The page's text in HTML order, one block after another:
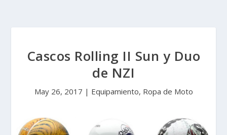
Cascos Rolling II Sun y Duo
de NZI
May 26, 2017 | Equipamiento, Ropa de Moto